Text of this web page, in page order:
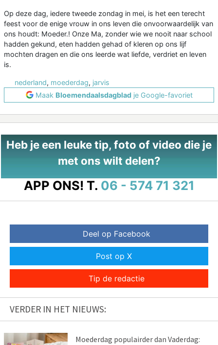
Op deze dag, iedere tweede zondag in mei, is het een terecht
feest voor de enige vrouw in ons leven die onvoorwaardelijk van
ons houdt: Moeder.! Onze Ma, zonder wie we nooit naar school
hadden gekund, eten hadden gehad of kleren op ons lijf
mochten dragen en die ons leerde wat liefde, verdriet en leven
is.
nederland, moederdag, jarvis
Maak Bloemendaalsdagbladje Google-favoriet
Heb je een leuke tip, foto of video die je
met ons wilt delen?
APP ONS! T. 06 - 574 71 321
Deel op Facebook
Post op X
Tip de redactie
VERDER IN HET NIEUWS:
Moederdag populairder dan Vaderdag: